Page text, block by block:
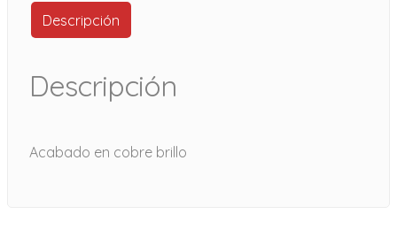
Descripción
Descripción
Acabado en cobre brillo